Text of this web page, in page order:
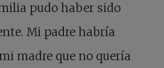
pudo haber sido
Mi padre habría
madre que no quería